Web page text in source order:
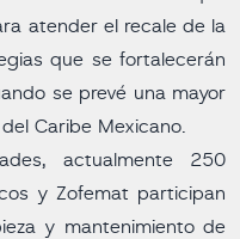
atender el recale de la
que se fortalecerán
se prevé una mayor
Caribe Mexicano.
actualmente 250
y Zofemat participan
y mantenimiento de